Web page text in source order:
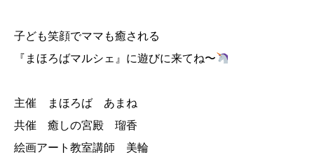
子ども笑顔でママも癒される
『まほろばマルシェ』に遊びに来てね〜
主催 まほろば あまね
共催 癒しの宮殿 瑠香
絵画アート教室講師 美輪